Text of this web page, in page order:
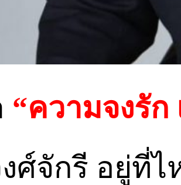
“ความจงรั
ศ์จักรี อยู่ที่ไ